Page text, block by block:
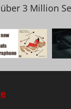
3 Million